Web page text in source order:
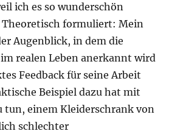
ich es so wunderschön
Theoretisch formuliert: Mein
Augenblick, in dem die
realen Leben anerkannt wird
Feedback für seine Arbeit
Beispiel dazu hat mit
tun, einem Kleiderschrank von
schlechter